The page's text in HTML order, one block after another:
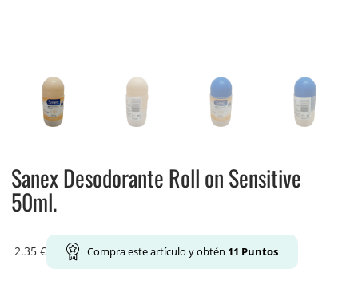
Sanex Desodorante Roll on Sensitive
50ml.
2.35 € Compra este artículo y obtén 11 Puntos